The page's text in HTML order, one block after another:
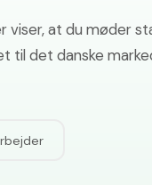
at du møder
til det danske